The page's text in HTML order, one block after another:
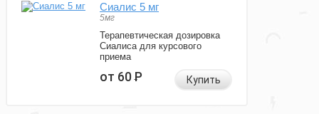
Сиалис 5 мг
5мг
Терапевтическая дозировка
Сиалиса для курсового
приема
от 60Р Купить